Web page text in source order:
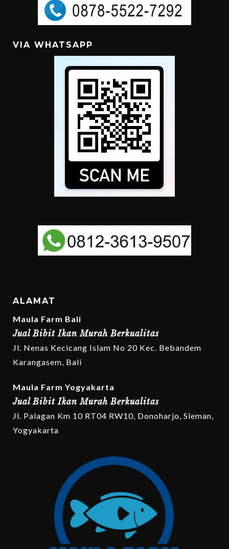
VIA WHATSAPP
ALAMAT
Maula Farm Bali
Jual Bibit Ikan Murah Berkualitas
Jl. Nenas Kecicang Islam No 20 Kec. Bebandem
Karangasem, Bali
Maula Farm Yogyakarta
Jual Bibit Ikan Murah Berkualitas
Jl. Palagan Km 10 RT04 RW10, Donoharjo, Sleman,
Yogyakarta